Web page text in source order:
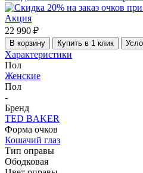
Акция
22 990 ₽
В корзину Купить в 1 клик
Характеристики
Пол
Женские
Пол
-
Бренд
TED BAKER
Форма очков
Кошачий глаз
Тип оправы
Ободковая